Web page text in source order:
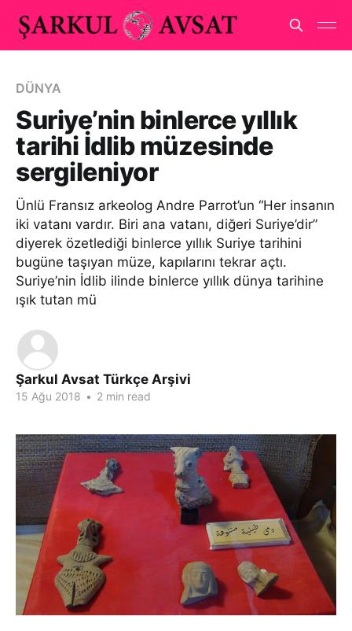
DÜNYA
Suriye’nin binlerce yıllık
tarihi İdlib müzesinde
sergileniyor
Ünlü Fransız arkeolog Andre Parrot’un “Her insanın
iki vatanı vardır. Biri ana vatanı, diğeri Suriye’dir”
diyerek özetlediği binlerce yıllık Suriye tarihini
bugüne taşıyan müze, kapılarını tekrar açtı.
Suriye’nin İdlib ilinde binlerce yıllık dünya tarihine
ışık tutan mü
Şarkul Avsat Türkçe Arşivi
15 Ağu 2018 • 2 min read